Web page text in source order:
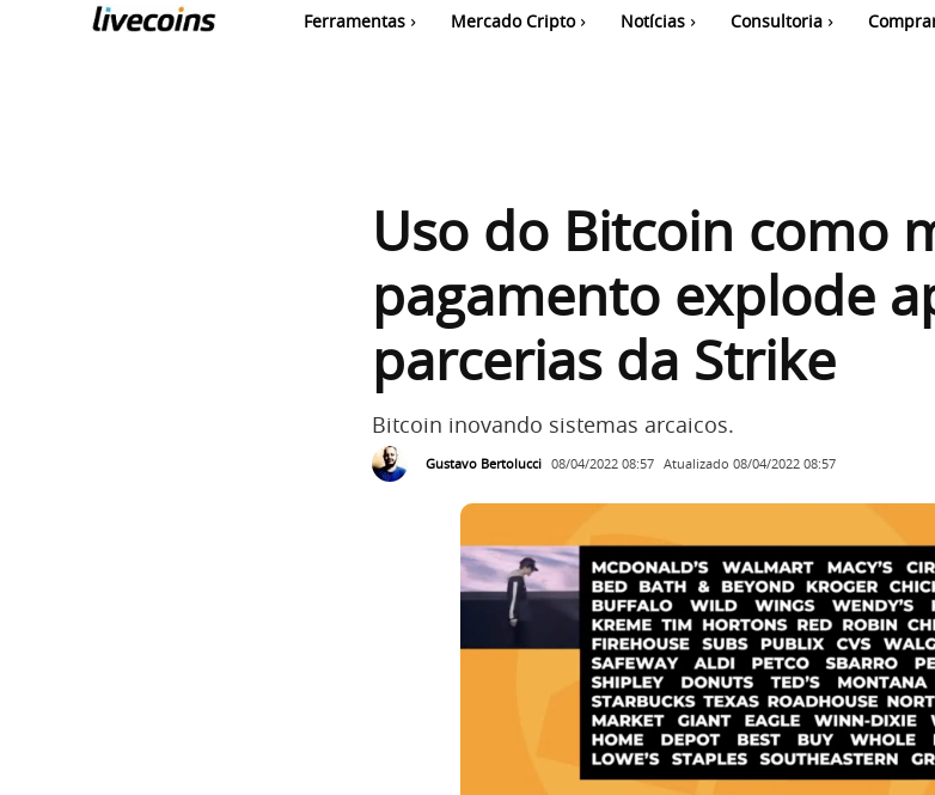
Ferramentas Mercado Cripto Notícias Consultoria
Uso do Bitcoin como
pagamento explode
parcerias da Strike
Bitcoin inovando sistemas arcaicos.
Gustavo Bertolucci 08/04/2022 08:57 Atualizado 08/04/2022 08:57